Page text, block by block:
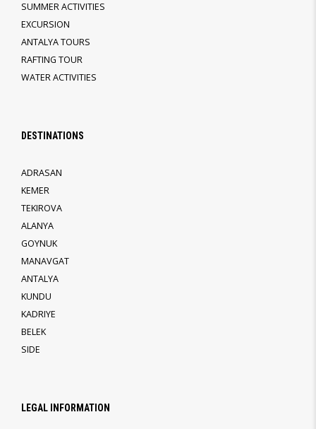
SUMMER ACTIVITIES
EXCURSION
ANTALYA TOURS
RAFTING TOUR
WATER ACTIVITIES
DESTINATIONS
ADRASAN
KEMER
TEKIROVA
ALANYA
GOYNUK
MANAVGAT
ANTALYA
KUNDU
KADRIYE
BELEK
SIDE
LEGAL INFORMATION